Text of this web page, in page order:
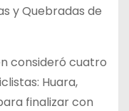
y Quebradas de
consideró cuatro
Huara,
finalizar con